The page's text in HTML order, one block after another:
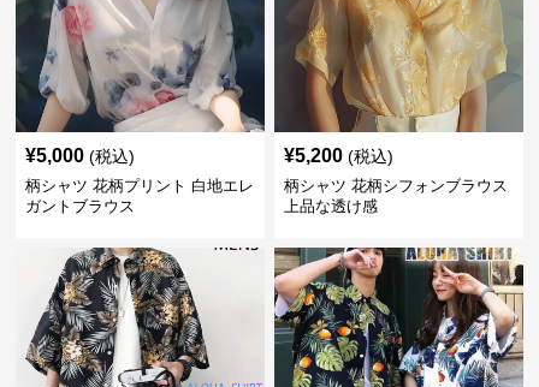
¥5,000 (税込)
柄シャツ 花柄プリント 白地エレ
ガントブラウス
¥5,200 (税込)
柄シャツ 花柄シフォンブラウス
上品な透け感